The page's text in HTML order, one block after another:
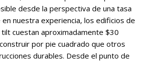
desde la perspectiva de una tasa
en nuestra experiencia, los edificios de
cuestan aproximadamente $30
por pie cuadrado que otros
durables. Desde el punto de